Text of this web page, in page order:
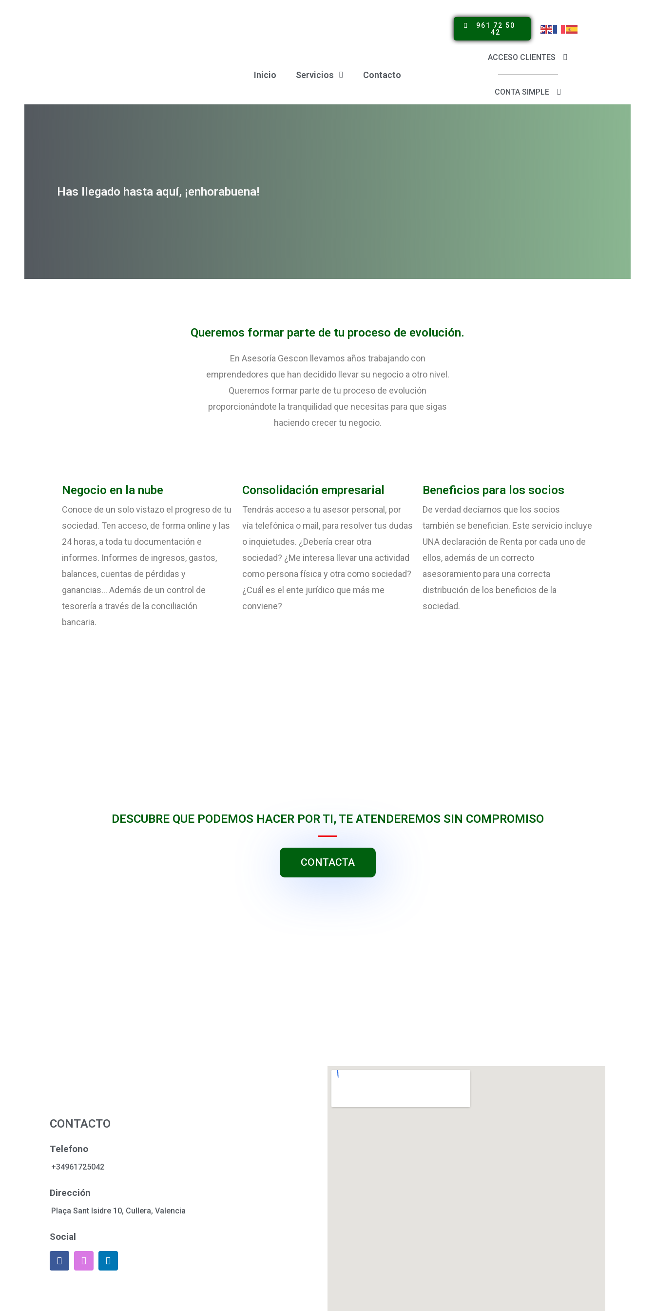
961 72 50
42
Inicio Servicios Contacto
ACCESO CLIENTES
CONTA SIMPLE
Has llegado hasta aquí, ¡enhorabuena!
Queremos formar parte de tu proceso de evolución.
En Asesoría Gescon llevamos años trabajando con
emprendedores que han decidido llevar su negocio a otro nivel.
Queremos formar parte de tu proceso de evolución
proporcionándote la tranquilidad que necesitas para que sigas
haciendo crecer tu negocio.
Negocio en la nube
Conoce de un solo vistazo el progreso de tu
sociedad. Ten acceso, de forma online y las
24 horas, a toda tu documentación e
informes. Informes de ingresos, gastos,
balances, cuentas de pérdidas y
ganancias... Además de un control de
tesorería a través de la conciliación
bancaria.
Consolidación empresarial
Tendrás acceso a tu asesor personal, por
vía telefónica o mail, para resolver tus dudas
o inquietudes. ¿Debería crear otra
sociedad? ¿Me interesa llevar una actividad
como persona física y otra como sociedad?
¿Cuál es el ente jurídico que más me
conviene?
Beneficios para los socios
De verdad decíamos que los socios
también se benefician. Este servicio incluye
UNA declaración de Renta por cada uno de
ellos, además de un correcto
asesoramiento para una correcta
distribución de los beneficios de la
sociedad.
DESCUBRE QUE PODEMOS HACER POR TI, TE ATENDEREMOS SIN COMPROMISO
CONTACTA
CONTACTO
Telefono
+34961725042
Dirección
Plaça Sant Isidre 10, Cullera, Valencia
Social